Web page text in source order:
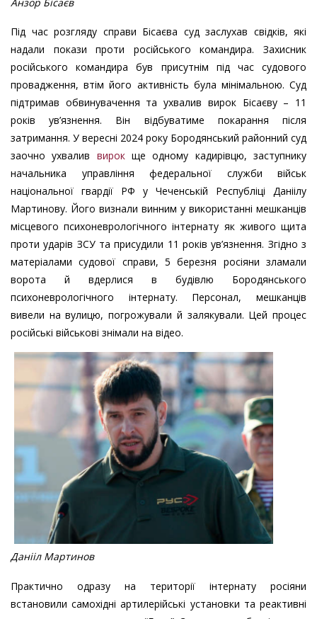
Під час розгляду справи Бісаєва суд заслухав свідків, які
надали покази проти російського командира. Захисник
російського командира був присутнім під час судового
провадження, втім його активність була мінімальною. Суд
підтримав обвинувачення та ухвалив вирок Бісаєву – 11
років ув’язнення. Він відбуватиме покарання після
затримання. У вересні 2024 року Бородянський районний суд
заочно ухвалив вирокще одному кадирівцю, заступнику
начальника управління федеральної служби військ
національної гвардії РФ у Чеченській Республіці Даніілу
Мартинову. Його визнали винним у використанні мешканців
місцевого психоневрологічного інтернату як живого щита
проти ударів ЗСУ та присудили 11 років ув’язнення. Згідно з
матеріалами судової справи, 5 березня росіяни зламали
ворота й вдерлися в будівлю Бородянського
психоневрологічного інтернату. Персонал, мешканців
вивели на вулицю, погрожували й залякували. Цей процес
російські військові знімали на відео.
Данііл Мартинов
Практично одразу на території інтернату росіяни
встановили самохідні артилерійські установки та реактивні